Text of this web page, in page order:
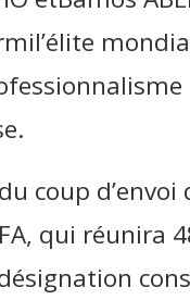
coup
qui réunira